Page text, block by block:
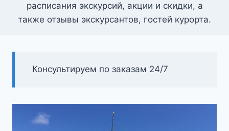
расписания экскурсий, акции и скидки, а
также отзывы экскурсантов, гостей курорта.
Консультируем по заказам 24/7